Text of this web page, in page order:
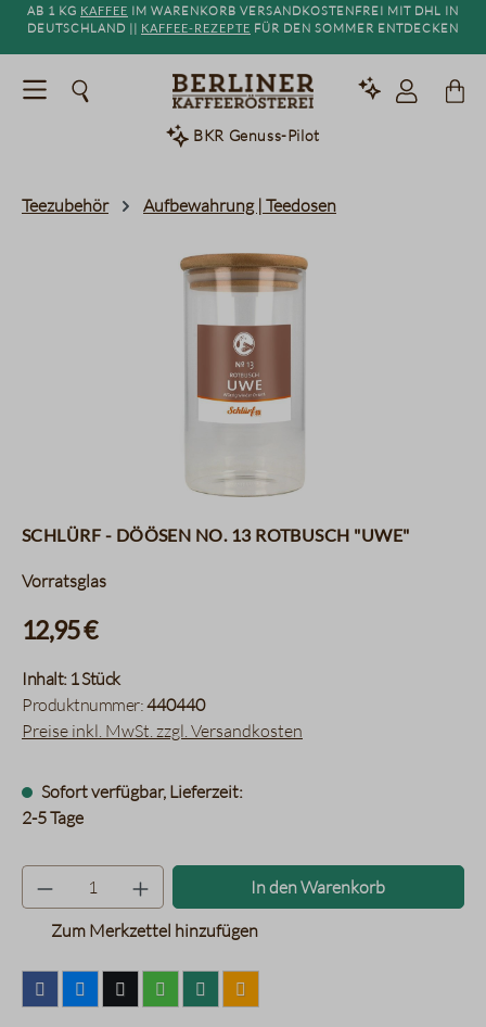
springen
Ab 1 kg Kaffee im Warenkorb versandkostenfrei mit DHL in
Deutschland || Kaffee-Rezepte für den Sommer entdecken
BKR Genuss-Pilot
Teezubehör Aufbewahrung | Teedosen
Bildergalerie überspringen
Schlürf - Döösen No. 13 Rotbusch "Uwe"
Vorratsglas
12,95 €
Inhalt: 1 Stück
Produktnummer:440440
Preise inkl. MwSt. zzgl. Versandkosten
Sofort verfügbar, Lieferzeit:
2-5 Tage
Produkt Anzahl: Gib den
In den Warenkorb
Zum Merkzettel hinzufügen